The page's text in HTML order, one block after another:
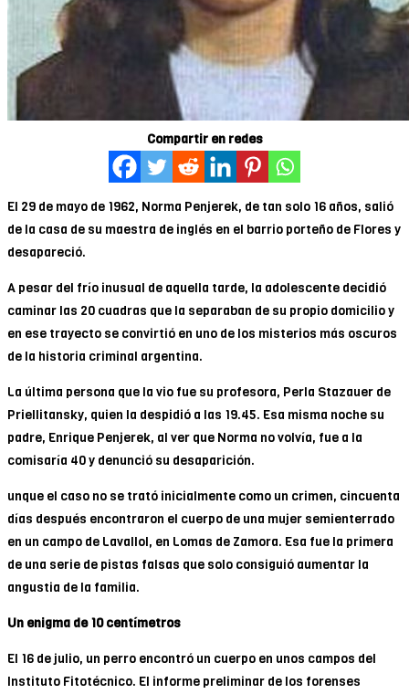
Compartir en redes
El 29 de mayo de 1962, Norma Penjerek, de tan solo 16 años, salió
de la casa de su maestra de inglés en el barrio porteño de Flores y
desapareció.
A pesar del frío inusual de aquella tarde, la adolescente decidió
caminar las 20 cuadras que la separaban de su propio domicilio y
en ese trayecto se convirtió en uno de los misterios más oscuros
de la historia criminal argentina.
La última persona que la vio fue su profesora, Perla Stazauer de
Priellitansky, quien la despidió a las 19.45. Esa misma noche su
padre, Enrique Penjerek, al ver que Norma no volvía, fue a la
comisaría 40 y denunció su desaparición.
unque el caso no se trató inicialmente como un crimen, cincuenta
días después encontraron el cuerpo de una mujer semienterrado
en un campo de Lavallol, en Lomas de Zamora. Esa fue la primera
de una serie de pistas falsas que solo consiguió aumentar la
angustia de la familia.
Un enigma de 10 centímetros
El 16 de julio, un perro encontró un cuerpo en unos campos del
Instituto Fitotécnico. El informe preliminar de los forenses